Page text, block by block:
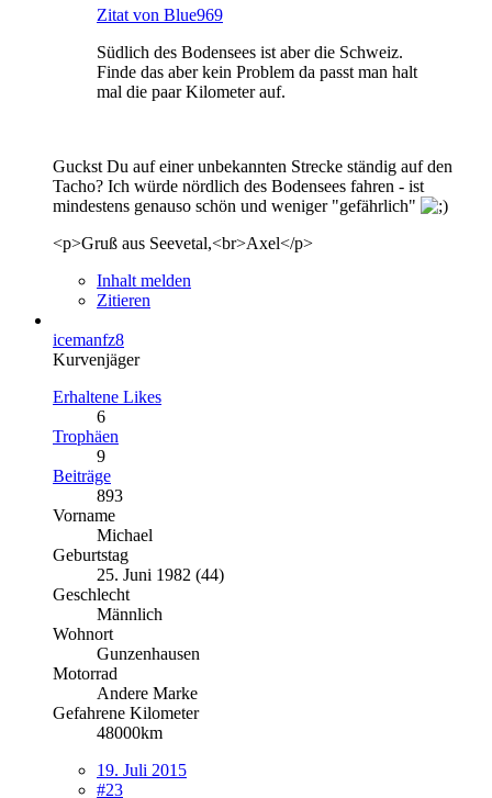
Zitat von Blue969
Südlich des Bodensees ist aber die Schweiz.
Finde das aber kein Problem da passt man halt
mal die paar Kilometer auf.
Guckst Du auf einer unbekannten Strecke ständig auf den
Tacho? Ich würde nördlich des Bodensees fahren - ist
mindestens genauso schön und weniger "gefährlich"
<p>Gruß aus Seevetal,<br>Axel</p>
Inhalt melden
Zitieren
icemanfz8
Kurvenjäger
Erhaltene Likes
6
Trophäen
9
Beiträge
893
Vorname
Michael
Geburtstag
25. Juni 1982 (44)
Geschlecht
Männlich
Wohnort
Gunzenhausen
Motorrad
Andere Marke
Gefahrene Kilometer
48000km
19. Juli 2015
#23